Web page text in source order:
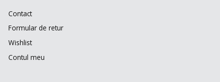
Contact
Formular de retur
Wishlist
Contul meu